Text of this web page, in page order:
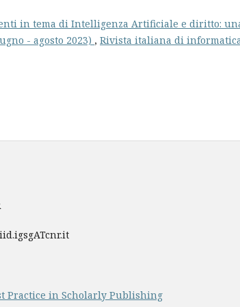
in tema di Intelligenza Artificiale e diritto:
- agosto 2023) , Rivista italiana di
Practice in Scholarly Publishing